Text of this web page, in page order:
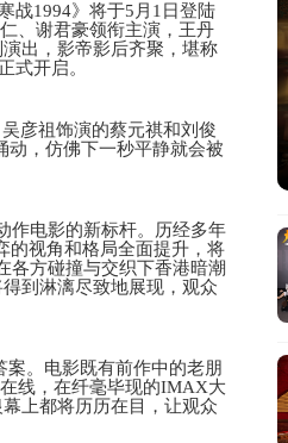
战1994》将于5月1日登陆
、谢君豪领衔主演，王丹
出，影帝影后齐聚，堪称
式开启。
彦祖饰演的蔡元祺和刘俊
动，仿佛下一秒平静就会被
作电影的新标杆。历经多年
的视角和格局全面提升，将
各方碰撞与交织下香港暗潮
到淋漓尽致地展现，观众
案。电影既有前作中的老朋
线，在纤毫毕现的IMAX大
上都将历历在目，让观众